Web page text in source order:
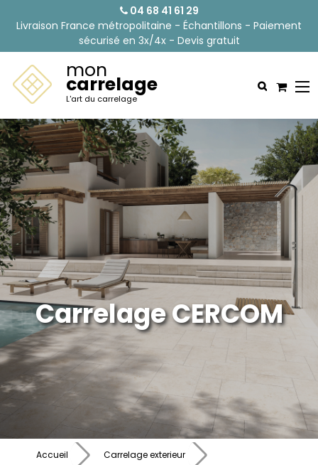
04 68 41 61 29
Livraison France métropolitaine - Échantillons - Paiement
sécurisé en 3x/4x - Devis gratuit
mon
carrelage
L'art du carrelage
Carrelage CERCOM
Accueil Carrelage exterieur